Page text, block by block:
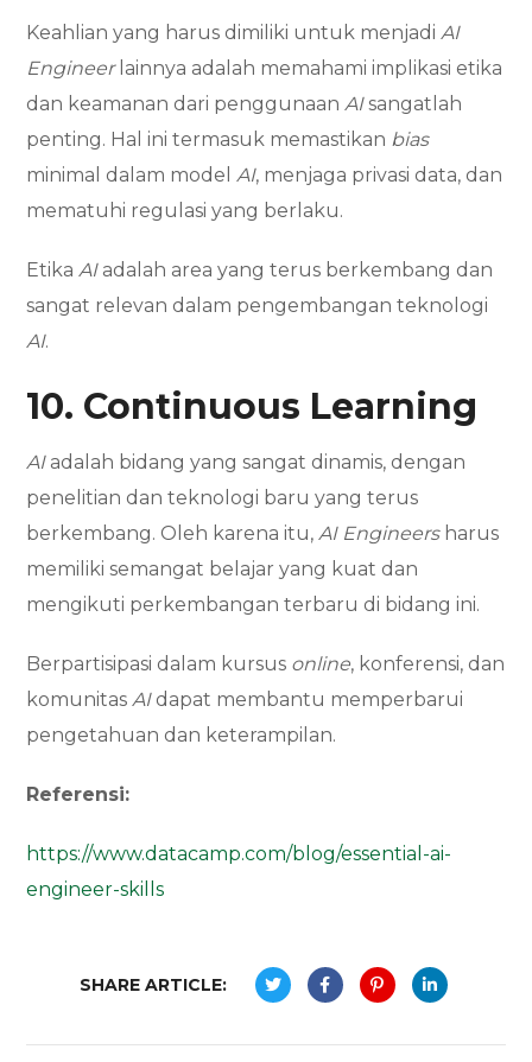
Keahlian yang harus dimiliki untuk menjadiAI
Engineer lainnya adalah memahami implikasi etika
dan keamanan dari penggunaanAIsangatlah
penting. Hal ini termasuk memastikan bias
minimal dalam modelAI, menjaga privasi data, dan
mematuhi regulasi yang berlaku.
EtikaAIadalah area yang terus berkembang dan
sangat relevan dalam pengembangan teknologi
AI.
10. Continuous Learning
AIadalah bidang yang sangat dinamis, dengan
penelitian dan teknologi baru yang terus
berkembang. Oleh karena itu,AI Engineersharus
memiliki semangat belajar yang kuat dan
mengikuti perkembangan terbaru di bidang ini.
Berpartisipasi dalam kursus online, konferensi, dan
komunitasAIdapat membantu memperbarui
pengetahuan dan keterampilan.
Referensi:
https://www.datacamp.com/blog/essential-ai-
engineer-skills
SHARE ARTICLE: